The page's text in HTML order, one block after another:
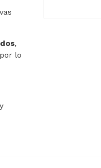
,
lo